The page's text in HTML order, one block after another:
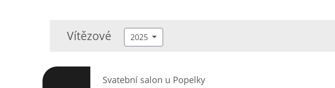
Vítězové 2025
Svatební salon u Popelky